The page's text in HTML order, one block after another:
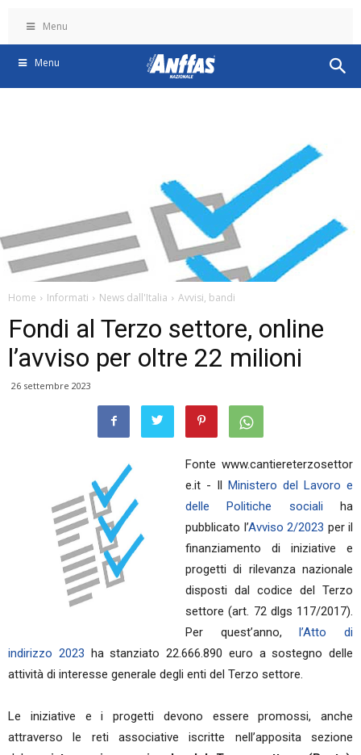
Menu
Menu
Home Informati News dall'Italia Avvisi, bandi
Fondi al Terzo settore, online
l’avviso per oltre 22 milioni
26 settembre 2023
Fonte www.cantiereterzosettor
e.it - Il Ministero del Lavoro e
delle Politiche sociali ha
pubblicato l’Avviso 2/2023 per il
finanziamento di iniziative e
progetti di rilevanza nazionale
disposti dal codice del Terzo
settore (art. 72 dlgs 117/2017).
Per quest’anno,l’Atto di
indirizzo 2023 ha stanziato 22.666.890 euro a sostegno delle
attività di interesse generale degli enti del Terzo settore.
Le iniziative e i progetti devono essere promossi, anche
attraverso le reti associative iscritte nell’apposita sezione